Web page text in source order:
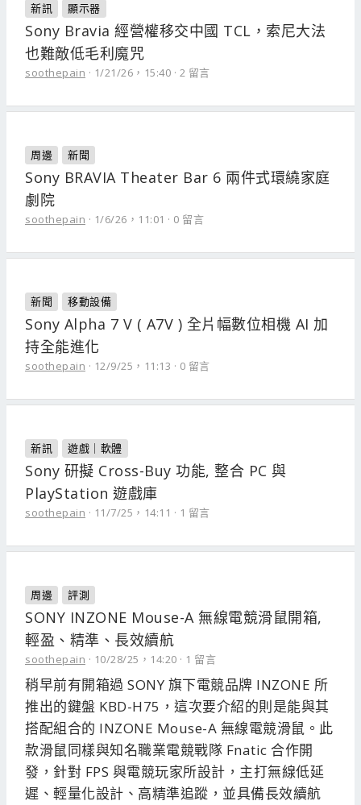
新訊 顯示器
Sony Bravia 經營權移交中國 TCL，索尼大法
也難敵低毛利魔咒
soothepain 1/21/26，15:40 2 留言
周邊 新聞
Sony BRAVIA Theater Bar 6 兩件式環繞家庭
劇院
soothepain 1/6/26，11:01 0 留言
新聞 移動設備
Sony Alpha 7 V ( A7V ) 全片幅數位相機 AI 加
持全能進化
soothepain 12/9/25，11:13 0 留言
新訊 遊戲｜軟體
Sony 研擬 Cross-Buy 功能, 整合 PC 與
PlayStation 遊戲庫
soothepain 11/7/25，14:11 1 留言
周邊 評測
SONY INZONE Mouse-A 無線電競滑鼠開箱,
輕盈、精準、長效續航
soothepain 10/28/25，14:20 1 留言
稍早前有開箱過 SONY 旗下電競品牌 INZONE 所
推出的鍵盤 KBD-H75，這次要介紹的則是能與其
搭配組合的 INZONE Mouse-A 無線電競滑鼠。此
款滑鼠同樣與知名職業電競戰隊 Fnatic 合作開
發，針對 FPS 與電競玩家所設計，主打無線低延
遲、輕量化設計、高精準追蹤，並具備長效續航